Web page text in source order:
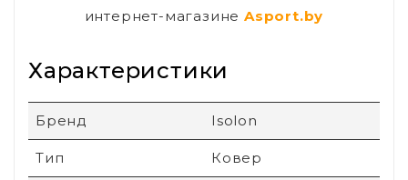
интернет-магазинеAsport.by
Характеристики
Бренд Isolon
Тип Ковер